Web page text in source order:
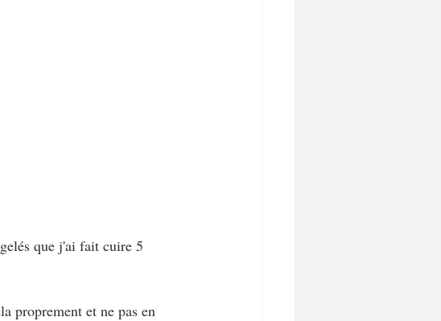
que j'ai fait cuire 5
proprement et ne pas en